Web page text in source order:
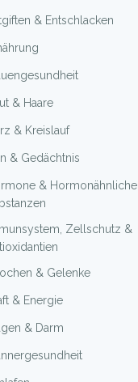
& Entschlacken
& Haare
& Kreislauf
& Gedächtnis
& Hormonähnliche
Zellschutz &
& Gelenke
& Energie
& Darm